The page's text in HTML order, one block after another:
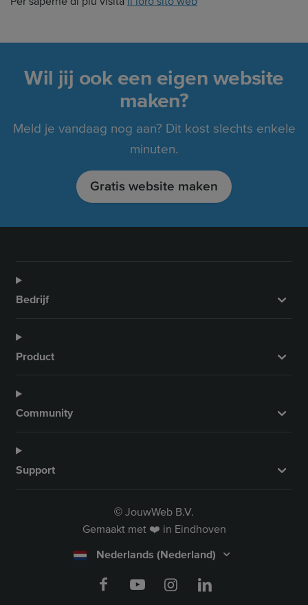
Wil jij ook een eigen website
maken?
Meld je vandaag nog aan? Dit kost slechts enkele
minuten.
Gratis website maken
Bedrijf
Product
Community
Support
© JouwWeb B.V.
Gemaakt met ❤️ in Eindhoven
Nederlands (Nederland)